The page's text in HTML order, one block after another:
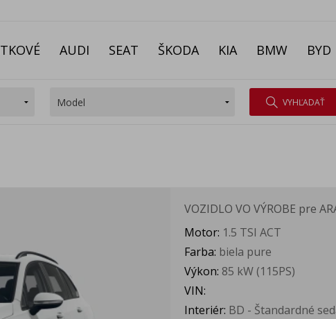
AUDI SEAT ŠKODA KIA BMW BYD
VYHĽADAŤ
VOZIDLO VO VÝROBE pre
Motor: 1.5 TSI ACT
Farba: biela pure
Výkon: 85 kW (115PS)
VIN:
Interiér: BD - Štandardné